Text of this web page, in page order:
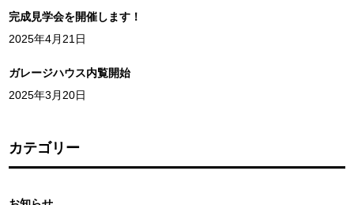
完成見学会を開催します！
2025年4月21日
ガレージハウス内覧開始
2025年3月20日
カテゴリー